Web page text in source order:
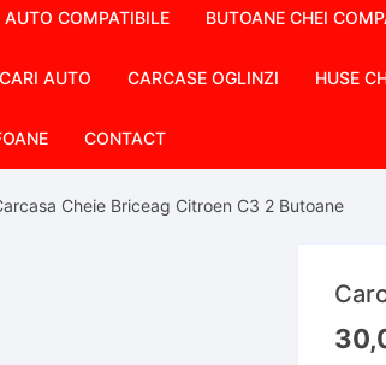
AUTO COMPATIBILE BUTOANE CHEI
AUTO CARCASE OGLINZI HUSE
CONTACT
Cheie Briceag Citroen C3 2 Butoane